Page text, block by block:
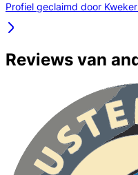
Profiel geclaimd door
Reviews van